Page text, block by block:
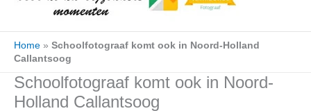
Home » Schoolfotograaf komt ook in Noord-Holland
Callantsoog
Schoolfotograaf komt ook in Noord-
Holland Callantsoog